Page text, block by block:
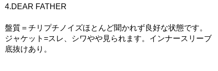
4.DEAR FATHER
盤質＝チリプチノイズほとんど聞かれず良好な状態です。
ジャケット=スレ、シワやや見られます。インナースリーブ
底抜けあり。